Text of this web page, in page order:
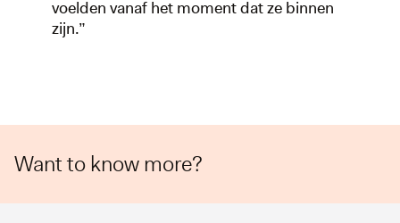
voelden vanaf het moment dat ze binnen
zijn.”
Want to know more?